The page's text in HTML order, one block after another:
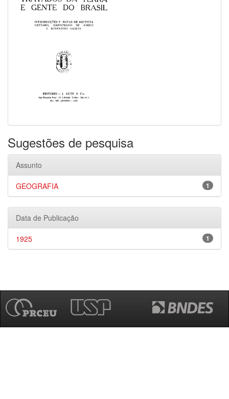
Sugestões de pesquisa
Assunto
1
GEOGRAFIA
Data de Publicação
1
1925